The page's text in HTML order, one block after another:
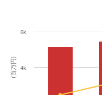
(百万円) 4k
6k